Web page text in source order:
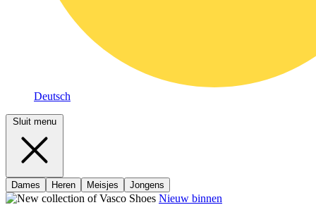
Deutsch
Sluit menu
Dames Heren Meisjes Jongens
Nieuw binnen